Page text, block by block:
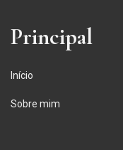
Principal
Início
Sobre mim